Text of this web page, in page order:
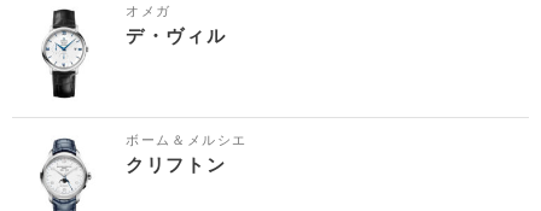
オメガ
デ・ヴィル
ボーム＆メルシエ
クリフトン